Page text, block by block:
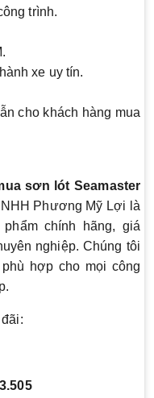
trình.
xe uy tín.
cho khách hàng mua
sơn lót Seamaster
Phương Mỹ Lợi là
chính hãng, giá
nghiệp. Chúng tôi
hợp cho mọi công